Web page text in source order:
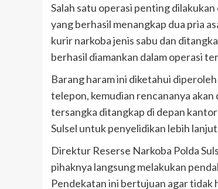
Salah satu operasi penting
yang berhasil menangkap dua pria
kurir narkoba jenis sabu dan
berhasil diamankan dalam operasi
Barang haram ini diketahui
telepon, kemudian rencananya
tersangka ditangkap di depan
Sulsel untuk penyelidikan lebih
Direktur Reserse Narkoba Polda
pihaknya langsung melakukan
Pendekatan ini bertujuan agar tidak